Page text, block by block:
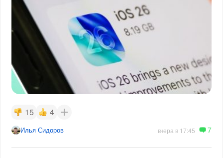
15 4
Илья Сидоров вчера в 17:45 7